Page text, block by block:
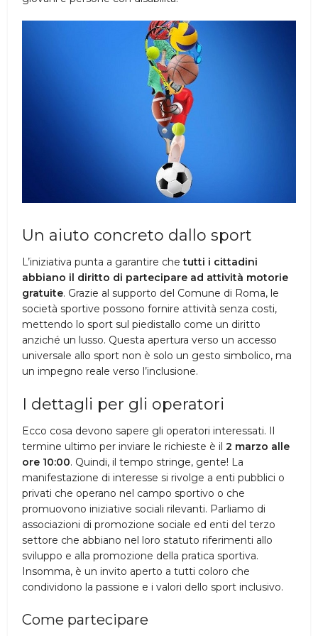
Un aiuto concreto dallo sport
L’iniziativa punta a garantire chetutti i cittadini
abbiano il diritto di partecipare ad attività motorie
gratuite. Grazie al supporto del Comune di Roma, le
società sportive possono fornire attività senza costi,
mettendo lo sport sul piedistallo come un diritto
anziché un lusso. Questa apertura verso un accesso
universale allo sport non è solo un gesto simbolico, ma
un impegno reale verso l’inclusione.
I dettagli per gli operatori
Ecco cosa devono sapere gli operatori interessati. Il
termine ultimo per inviare le richieste è il2 marzo alle
ore 10:00. Quindi, il tempo stringe, gente! La
manifestazione di interesse si rivolge a enti pubblici o
privati che operano nel campo sportivo o che
promuovono iniziative sociali rilevanti. Parliamo di
associazioni di promozione sociale ed enti del terzo
settore che abbiano nel loro statuto riferimenti allo
sviluppo e alla promozione della pratica sportiva.
Insomma, è un invito aperto a tutti coloro che
condividono la passione e i valori dello sport inclusivo.
Come partecipare